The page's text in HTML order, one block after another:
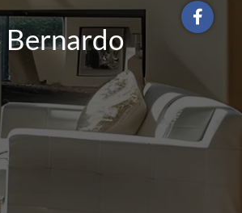
Bernardo